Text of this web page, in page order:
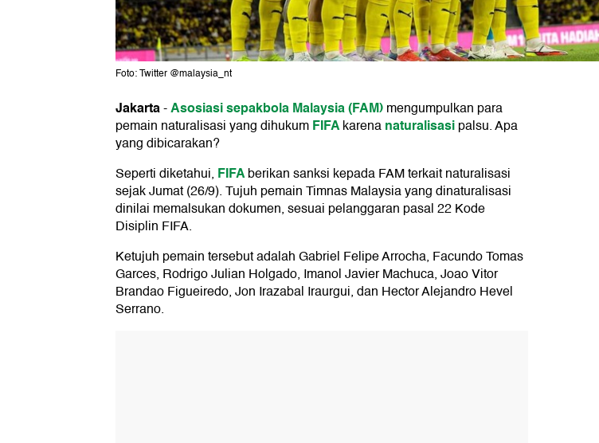
Foto: Twitter @malaysia_nt
Jakarta-Asosiasi sepakbola Malaysia (FAM)mengumpulkan para
pemain naturalisasi yang dihukumFIFAkarenanaturalisasipalsu. Apa
yang dibicarakan?
Seperti diketahui, FIFAberikan sanksi kepada FAM terkait naturalisasi
sejak Jumat (26/9). Tujuh pemain Timnas Malaysia yang dinaturalisasi
dinilai memalsukan dokumen, sesuai pelanggaran pasal 22 Kode
Disiplin FIFA.
Ketujuh pemain tersebut adalah Gabriel Felipe Arrocha, Facundo Tomas
Garces, Rodrigo Julian Holgado, Imanol Javier Machuca, Joao Vitor
Brandao Figueiredo, Jon Irazabal Iraurgui, dan Hector Alejandro Hevel
Serrano.